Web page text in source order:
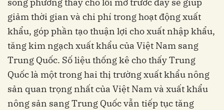
giảm thời gian và chi phí trong hoạt động xuất
khẩu, góp phần tạo thuận lợi cho xuất nhập khẩu,
tăng kim ngạch xuất khẩu của Việt Nam sang
Trung Quốc. Số liệu thống kê cho thấy Trung
Quốc là một trong hai thị trường xuất khẩu nông
sản quan trọng nhất của Việt Nam và xuất khẩu
nông sản sang Trung Quốc vẫn tiếp tục tăng